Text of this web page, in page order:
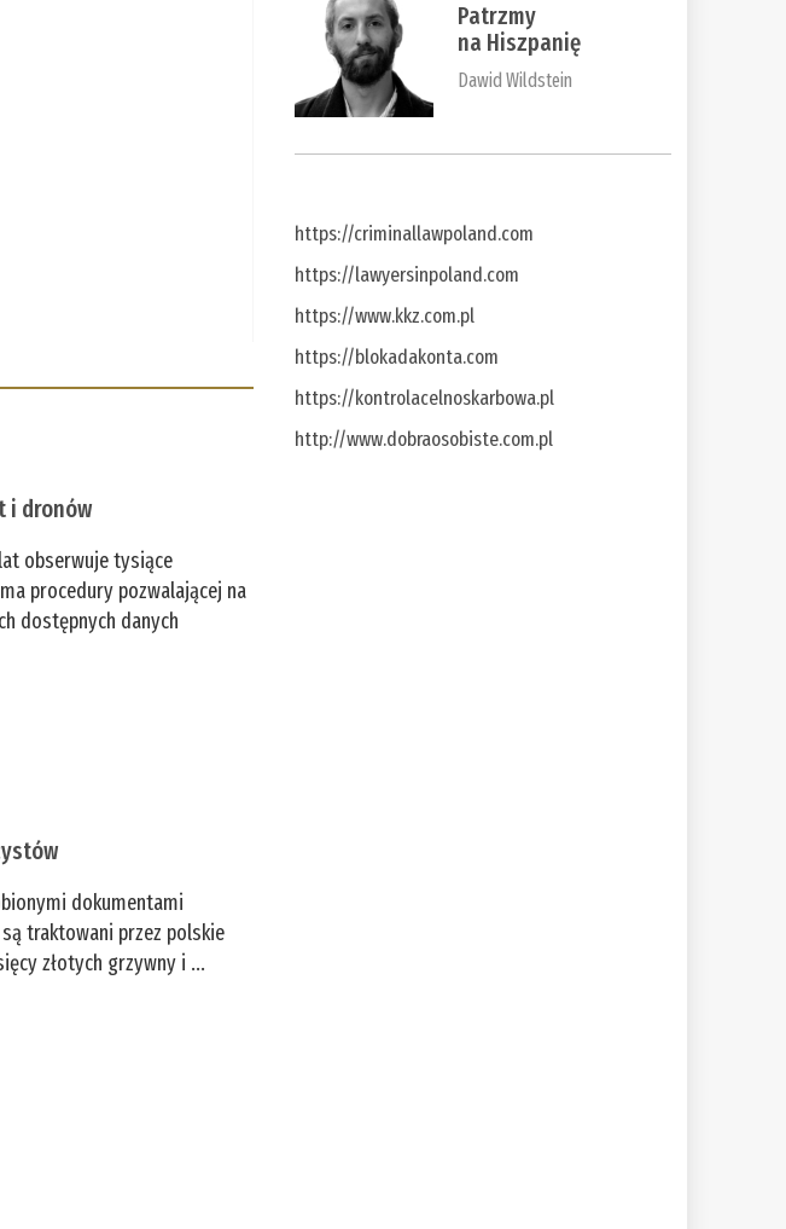
i dronów
obserwuje tysiące
procedury pozwalającej na
dostępnych danych
dokumentami
traktowani przez polskie
złotych grzywny i ...
Patrzmy
na Hiszpanię
Dawid Wildstein
https://criminallawpoland.com
https://lawyersinpoland.com
https://www.kkz.com.pl
https://blokadakonta.com
https://kontrolacelnoskarbowa.pl
http://www.dobraosobiste.com.pl